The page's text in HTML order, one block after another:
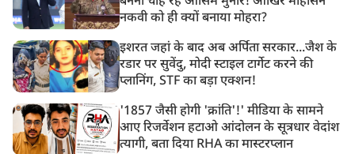
नकवी को ही क्यों बनाया मोहरा?
इशरत जहां के बाद अब अर्पिता सरकार...जैश के
रडार पर सुवेंदु, मोदी स्टाइल टार्गेट करने की
प्लानिंग, STF का बड़ा एक्शन!
'1857 जैसी होगी 'क्रांति'!' मीडिया के सामने
आए रिजर्वेशन हटाओ आंदोलन के सूत्रधार वेदांश
त्यागी, बता दिया RHA का मास्टरप्लान